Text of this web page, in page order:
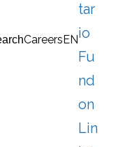
CareersEN